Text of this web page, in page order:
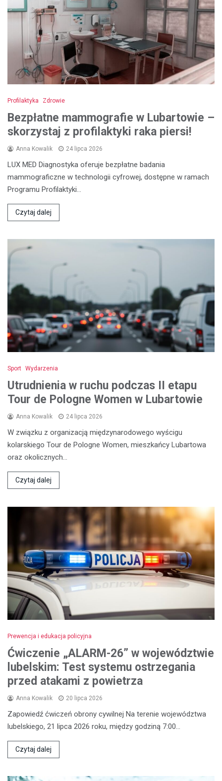
Profilaktyka Zdrowie
Bezpłatne mammografie w Lubartowie –
skorzystaj z profilaktyki raka piersi!
Anna Kowalik 24 lipca 2026
LUX MED Diagnostyka oferuje bezpłatne badania
mammograficzne w technologii cyfrowej, dostępne w ramach
Programu Profilaktyki…
Czytaj dalej
Sport Wydarzenia
Utrudnienia w ruchu podczas II etapu
Tour de Pologne Women w Lubartowie
Anna Kowalik 24 lipca 2026
W związku z organizacją międzynarodowego wyścigu
kolarskiego Tour de Pologne Women, mieszkańcy Lubartowa
oraz okolicznych…
Czytaj dalej
Prewencja i edukacja policyjna
Ćwiczenie „ALARM-26” w województwie
lubelskim: Test systemu ostrzegania
przed atakami z powietrza
Anna Kowalik 20 lipca 2026
Zapowiedź ćwiczeń obrony cywilnej Na terenie województwa
lubelskiego, 21 lipca 2026 roku, między godziną 7:00…
Czytaj dalej